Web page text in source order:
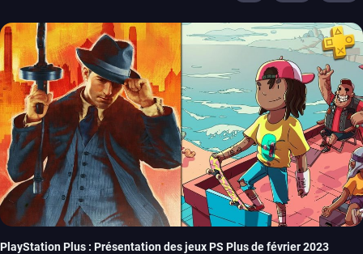
PlayStation Plus : Présentation des jeux PS Plus de février 2023